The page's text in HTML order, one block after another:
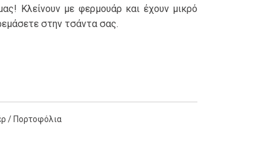
Κλείνουν με φερμουάρ και έχουν μικρό
στην τσάντα σας.
/ Πορτοφόλια